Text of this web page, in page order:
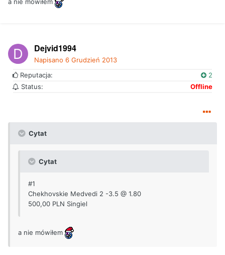
Dejvid1994
Napisano 6 Grudzień 2013
Reputacja:
2
Status:
Offline
Cytat
Cytat
#1
Chekhovskie Medvedi 2 -3.5 @ 1.80
500,00 PLN Singiel
a nie mówiłem